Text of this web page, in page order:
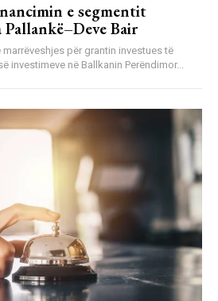
e segmentit
Bair
për grantin investues të
investimeve në Ballkanin Perëndimor...